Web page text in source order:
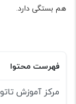
هم بستگی دارد.
فهرست محتوا
مرکز آموزش